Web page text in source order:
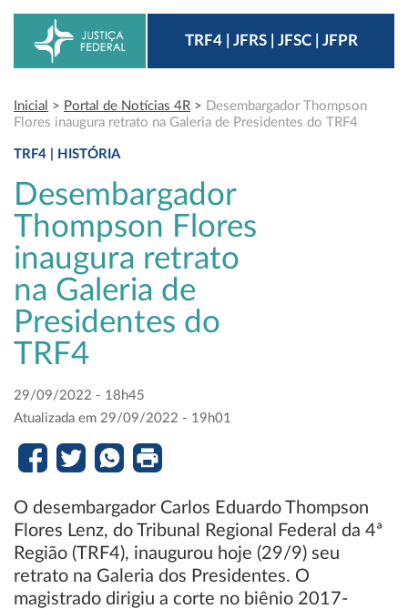
TRF4 | JFRS | JFSC | JFPR
Inicial > Portal de Notícias 4R > Desembargador Thompson
Flores inaugura retrato na Galeria de Presidentes do TRF4
TRF4 | HISTÓRIA
Desembargador
Thompson Flores
inaugura retrato
na Galeria de
Presidentes do
TRF4
29/09/2022 - 18h45
Atualizada em 29/09/2022 - 19h01
O desembargador Carlos Eduardo Thompson
Flores Lenz, do Tribunal Regional Federal da 4ª
Região (TRF4), inaugurou hoje (29/9) seu
retrato na Galeria dos Presidentes. O
magistrado dirigiu a corte no biênio 2017-